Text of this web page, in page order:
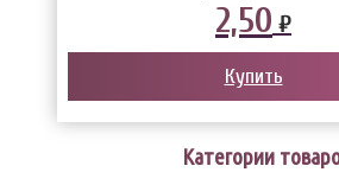
2,50 ₽
Купить
Категории